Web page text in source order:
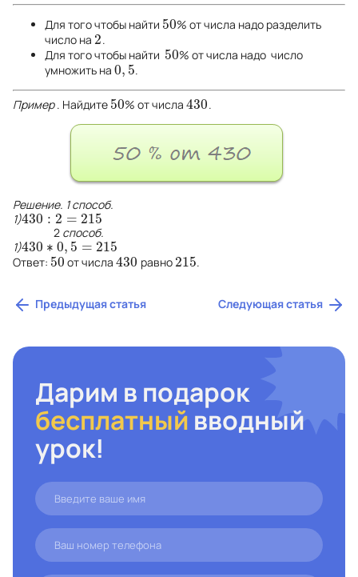
Для того чтобы найти 50
50% от числа надо разделить
число на 2
2.
Для того чтобы найти 50
50% от числа надо число
умножить на 0, 5
0, 5 .
Пример. Найдите 50
50% от числа430
430.
Решение. 1 способ.
1)430 : 2 = 215
430: 2 =215
2 способ.
1)430 ∗ 0, 5 = 215
430∗0,5 = 215
Ответ: 50
50 от числа430
430 равно 215
215 .
Предыдущая статья Следующая статья
Дарим в подарок
бесплатный вводный
урок!